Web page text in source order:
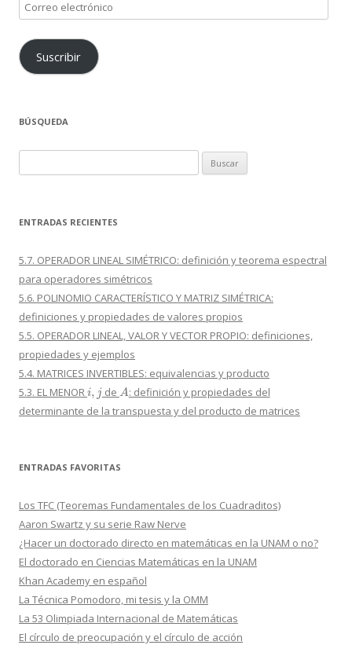
Correo
electrónico
Suscribir
BÚSQUEDA
ENTRADAS RECIENTES
5.7. OPERADOR LINEAL SIMÉTRICO: definición y teorema espectral
para operadores simétricos
5.6. POLINOMIO CARACTERÍSTICO Y MATRIZ SIMÉTRICA:
definiciones y propiedades de valores propios
5.5. OPERADOR LINEAL, VALOR Y VECTOR PROPIO: definiciones,
propiedades y ejemplos
5.4. MATRICES INVERTIBLES: equivalencias y producto
5.3. EL MENORi,j de A: definición y propiedades del
determinante de la transpuesta y del producto de matrices
ENTRADAS FAVORITAS
Los TFC (Teoremas Fundamentales de los Cuadraditos)
Aaron Swartz y su serie Raw Nerve
¿Hacer un doctorado directo en matemáticas en la UNAM o no?
El doctorado en Ciencias Matemáticas en la UNAM
Khan Academy en español
La Técnica Pomodoro, mi tesis y la OMM
La 53 Olimpiada Internacional de Matemáticas
El círculo de preocupación y el círculo de acción